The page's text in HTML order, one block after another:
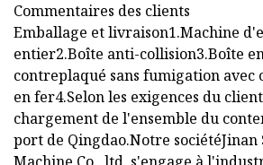
Commentaires des clients
Emballage et livraison1.Machine
entier2.Boîte anti-collision3.Boîte
contreplaqué sans fumigation
en fer4.Selon les exigences du
chargement de l'ensemble du
port de Qingdao.Notre sociétéJinan